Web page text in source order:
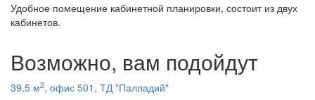
Удобное помещение кабинетной планировки, состоит из двух
кабинетов.
Возможно, вам подойдут
39,5 м2, офис 501, ТД "Палладий"